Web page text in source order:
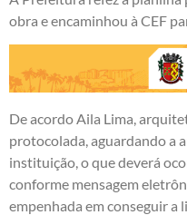
obra e encaminhou à CEF
De acordo Aila Lima,
protocolada, aguardando a
instituição, o que deverá
conforme mensagem
empenhada em conseguir a